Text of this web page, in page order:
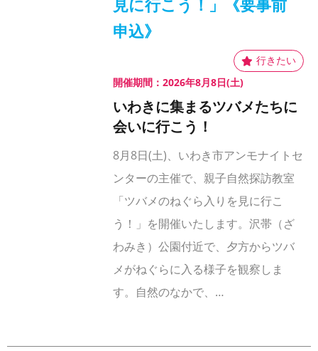
見に行こう！」《要事前
申込》
開催期間：2026年8月8日(土)
いわきに集まるツバメたちに
会いに行こう！
8月8日(土)、いわき市アンモナイトセ
ンターの主催で、親子自然探訪教室
「ツバメのねぐら入りを見に行こ
う！」を開催いたします。沢帯（ざ
わみき）公園付近で、夕方からツバ
メがねぐらに入る様子を観察しま
す。自然のなかで、…